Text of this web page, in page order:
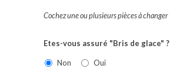
Cochez une ou plusieurs pièces à changer
Etes-vous assuré "Bris de glace" ?
Non Oui